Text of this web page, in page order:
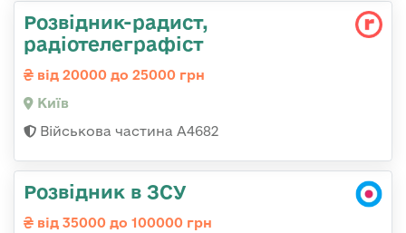
Розвідник-радист,
радіотелеграфіст
від 20000 до 25000 грн
Київ
Військова частина А4682
Розвідник в ЗСУ
від 35000 до 100000 грн